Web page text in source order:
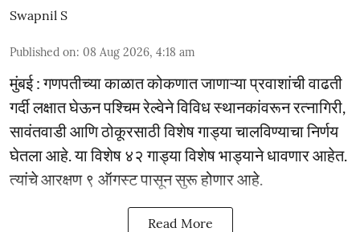
Swapnil S
Published on: 08 Aug 2026, 4:18 am
मुंबई : गणपतीच्या काळात कोकणात जाणाऱ्या प्रवाशांची वाढती
गर्दी लक्षात घेऊन पश्चिम रेल्वेने विविध स्थानकांवरून रत्नागिरी,
सावंतवाडी आणि ठोकूरसाठी विशेष गाड्या चालविण्याचा निर्णय
घेतला आहे. या विशेष ४२ गाड्या विशेष भाड्याने धावणार आहेत.
त्यांचे आरक्षण ९ ऑगस्ट पासून सुरू होणार आहे.
Read More